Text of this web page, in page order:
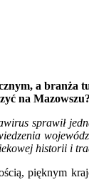
a branża
na
sprawił
historii i
pięknym